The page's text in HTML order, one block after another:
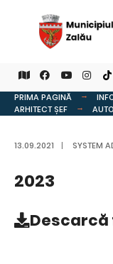
PRIMA PAGINĂ
ARHITECT ȘEF
13.09.2021 | SYSTEM
2023
Descarcă